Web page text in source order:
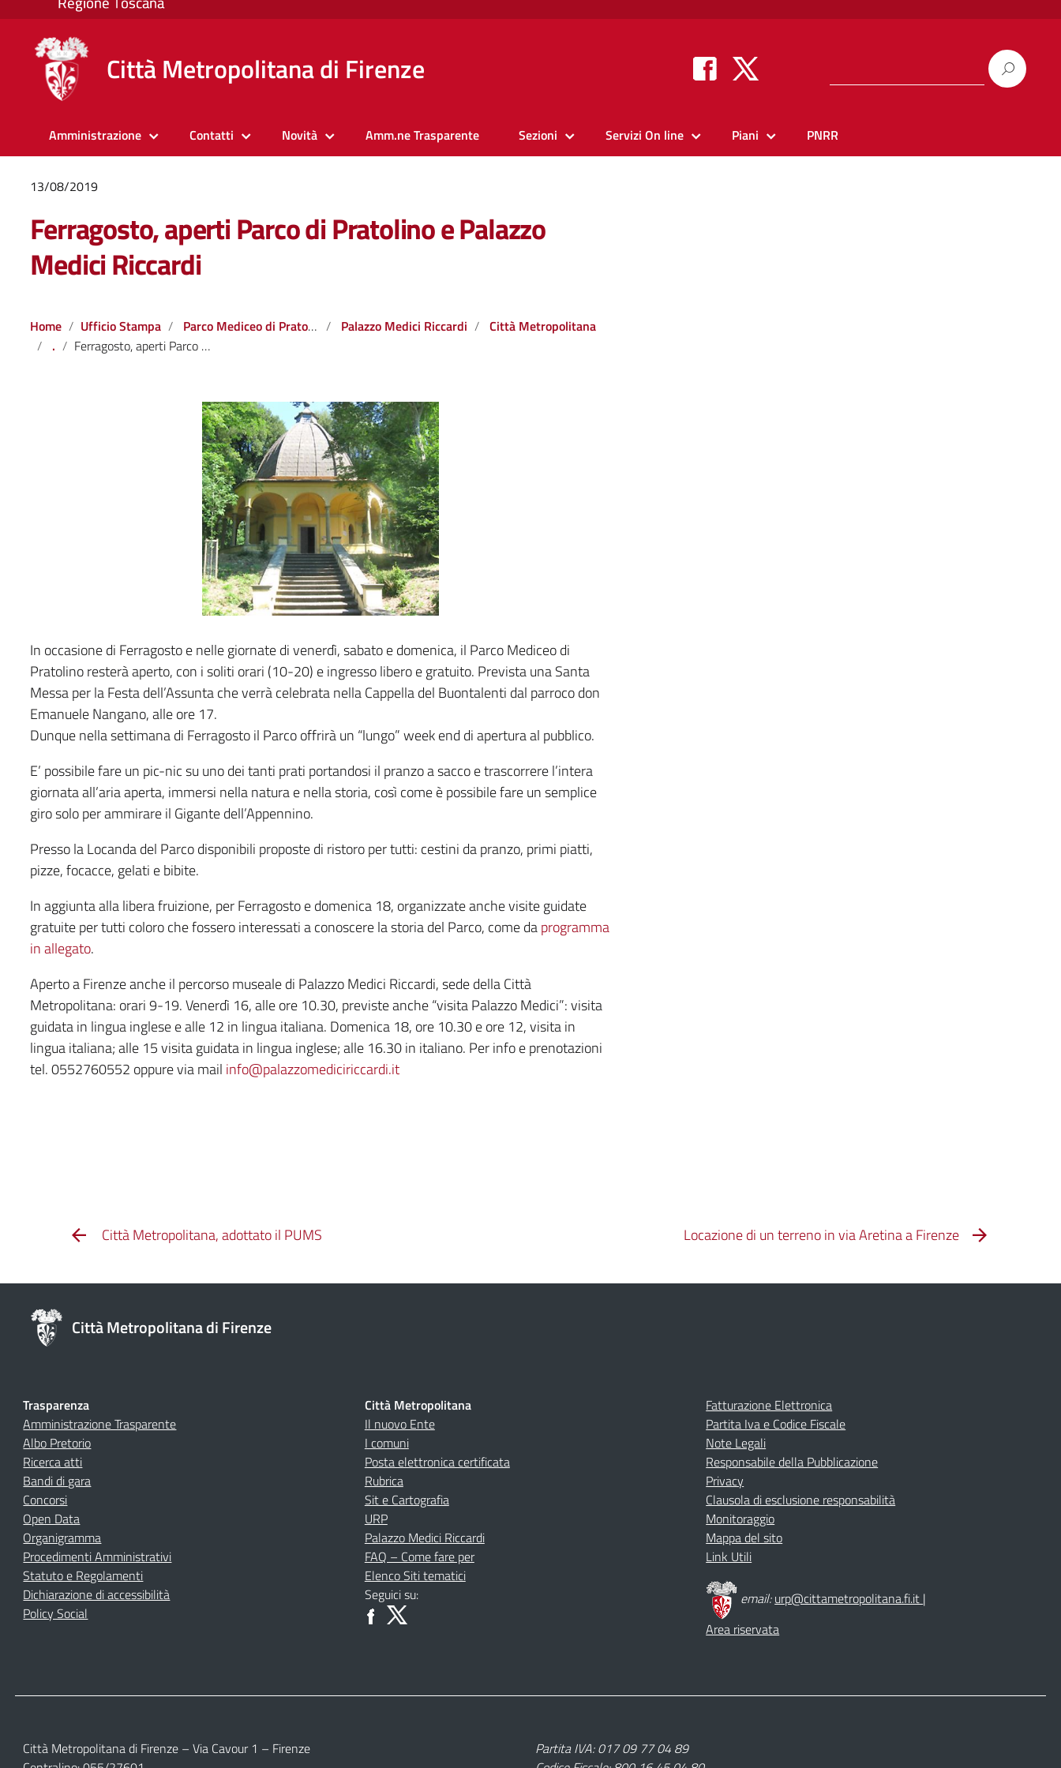
Città Metropolitana di Firenze
Amministrazione Contatti Novità Amm.ne Trasparente Sezioni Servizi On line Piani PNRR
13/08/2019
Ferragosto, aperti Parco di Pratolino e Palazzo
Medici Riccardi
Home Ufficio Stampa Parco Mediceo di Pratolino Palazzo Medici Riccardi
Città Metropolitana
.
Ferragosto, aperti Parco di Pratolino e Palazzo Medici Riccardi
In occasione di Ferragosto e nelle giornate di venerdì, sabato e domenica, il Parco Mediceo di
Pratolino resterà aperto, con i soliti orari (10-20) e ingresso libero e gratuito. Prevista una Santa
Messa per la Festa dell’Assunta che verrà celebrata nella Cappella del Buontalenti dal parroco don
Emanuele Nangano, alle ore 17.
Dunque nella settimana di Ferragosto il Parco offrirà un “lungo” week end di apertura al pubblico.
E’ possibile fare un pic-nic su uno dei tanti prati portandosi il pranzo a sacco e trascorrere l’intera
giornata all’aria aperta, immersi nella natura e nella storia, così come è possibile fare un semplice
giro solo per ammirare il Gigante dell’Appennino.
Presso la Locanda del Parco disponibili proposte di ristoro per tutti: cestini da pranzo, primi piatti,
pizze, focacce, gelati e bibite.
In aggiunta alla libera fruizione, per Ferragosto e domenica 18, organizzate anche visite guidate
gratuite per tutti coloro che fossero interessati a conoscere la storia del Parco, come daprogramma
in allegato.
Aperto a Firenze anche il percorso museale di Palazzo Medici Riccardi, sede della Città
Metropolitana: orari 9-19. Venerdì 16, alle ore 10.30, previste anche “visita Palazzo Medici”: visita
guidata in lingua inglese e alle 12 in lingua italiana. Domenica 18, ore 10.30 e ore 12, visita in
lingua italiana; alle 15 visita guidata in lingua inglese; alle 16.30 in italiano. Per info e prenotazioni
tel. 0552760552 oppure via mail info@palazzomediciriccardi.it
Città Metropolitana, adottato il PUMS Locazione di un terreno in via Aretina a Firenze
Città Metropolitana di Firenze
Trasparenza
Amministrazione Trasparente
Albo Pretorio
Ricerca atti
Bandi di gara
Concorsi
Open Data
Organigramma
Procedimenti Amministrativi
Statuto e Regolamenti
Dichiarazione di accessibilità
Policy Social
Città Metropolitana
Il nuovo Ente
I comuni
Posta elettronica certificata
Rubrica
Sit e Cartografia
URP
Palazzo Medici Riccardi
FAQ – Come fare per
Elenco Siti tematici
Seguici su:
Fatturazione Elettronica
Partita Iva e Codice Fiscale
Note Legali
Responsabile della Pubblicazione
Privacy
Clausola di esclusione responsabilità
Monitoraggio
Mappa del sito
Link Utili
email:urp@cittametropolitana.fi.it |
Area riservata
Città Metropolitana di Firenze – Via Cavour 1 – Firenze
Partita IVA: 017 09 77 04 89